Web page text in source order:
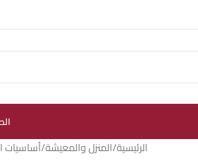
الرئيسية المنزل والمعيشة أساسيات